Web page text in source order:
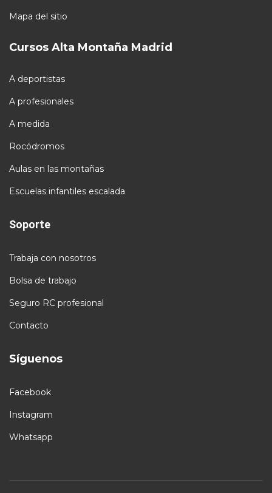
Mapa del sitio
Cursos Alta Montaña Madrid
A deportistas
A profesionales
A medida
Rocódromos
Aulas en las montañas
Escuelas infantiles escalada
Soporte
Trabaja con nosotros
Bolsa de trabajo
Seguro RC profesional
Contacto
Síguenos
Facebook
Instagram
Whatsapp